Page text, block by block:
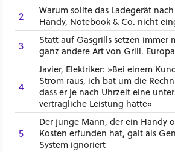
2
Warum sollte das Ladegerät
Handy, Notebook & Co. nicht
3
Statt auf Gasgrills setzen immer
ganz andere Art von Grill.
4
Javier, Elektriker: »Bei einem
Strom raus, ich bat um die
dass er je nach Uhrzeit eine
vertragliche Leistung hatte«
5
Der junge Mann, der ein Handy
Kosten erfunden hat, galt als
System ignoriert